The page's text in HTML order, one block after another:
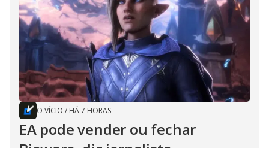
O VÍCIO / HÁ 7 HORAS
EA pode vender ou fechar